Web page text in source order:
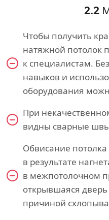
2.2
Чтобы получить
натяжной потолок
к специалистам.
навыков и
оборудования
При
видны сварные
Обвисание
в результате
в межпотолочном
открывшаяся дверь
причиной